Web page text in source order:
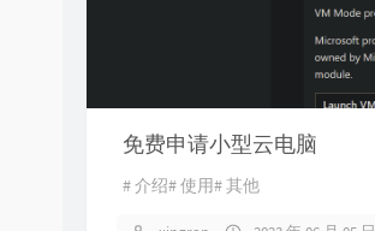
免费申请小型云电脑
# 介绍# 使用# 其他